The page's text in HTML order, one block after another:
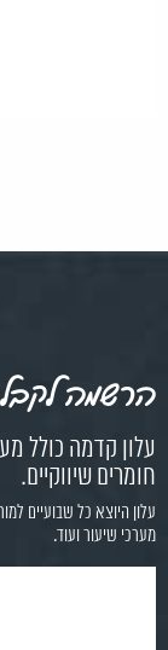
הרשמה
עלון קדמה כולל
חומרים שיווקיים.
עלון היוצא כל שבועיים
מערכי שיעור ועוד.